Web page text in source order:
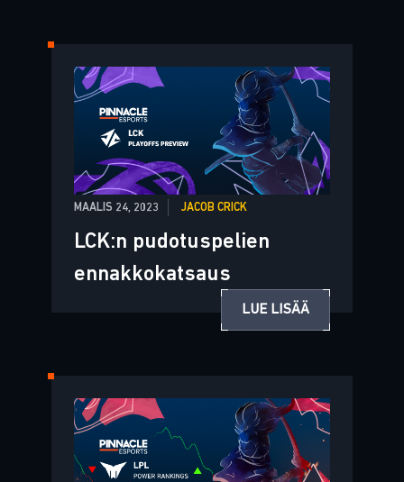
MAALIS 24, 2023 JACOB CRICK
LCK:n pudotuspelien
ennakkokatsaus
LUE LISÄÄ